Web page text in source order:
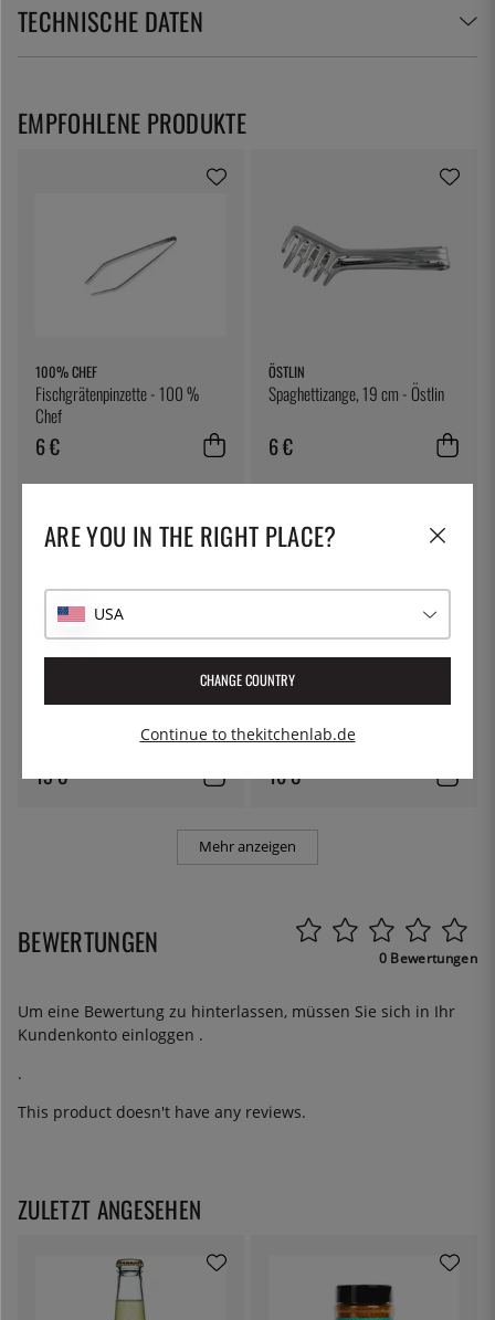
TECHNISCHE DATEN
100% CHEF
Fischgrätenpinzette - 100 %
Chef
6 €
ÖSTLIN
Spaghettizange, 19 cm - Östlin
6 €
EXXENT
Pinzette, 20 cm - Exxent
13 €
EXXENT
Salatzange, 27 cm - Exxent
16 €
Mehr anzeigen
EMPFOHLENE PRODUKTE
BEWERTUNGEN 0 Bewertungen
Um eine Bewertung zu hinterlassen, müssen Sie sich in Ihr
Kundenkonto einloggen .
.
This product doesn't have any reviews.
ZULETZT ANGESEHEN
ARE YOU IN THE RIGHT PLACE?
USA
CHANGE COUNTRY
Continue to thekitchenlab.de